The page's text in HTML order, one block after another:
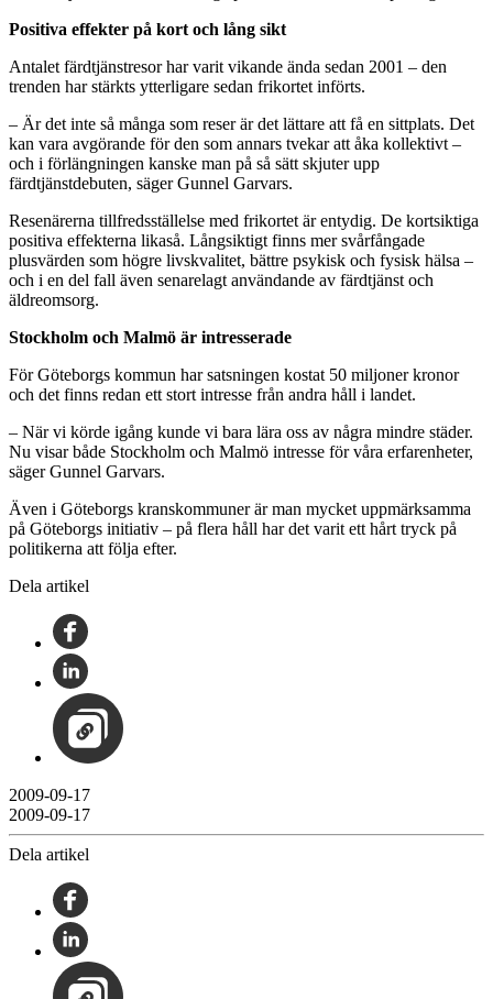
Positiva effekter på kort och lång sikt
Antalet färdtjänstresor har varit vikande ända sedan 2001 – den
trenden har stärkts ytterligare sedan frikortet införts.
– Är det inte så många som reser är det lättare att få en sittplats. Det
kan vara avgörande för den som annars tvekar att åka kollektivt –
och i förlängningen kanske man på så sätt skjuter upp
färdtjänstdebuten, säger Gunnel Garvars.
Resenärerna tillfredsställelse med frikortet är entydig. De kortsiktiga
positiva effekterna likaså. Långsiktigt finns mer svårfångade
plusvärden som högre livskvalitet, bättre psykisk och fysisk hälsa –
och i en del fall även senarelagt användande av färdtjänst och
äldreomsorg.
Stockholm och Malmö är intresserade
För Göteborgs kommun har satsningen kostat 50 miljoner kronor
och det finns redan ett stort intresse från andra håll i landet.
– När vi körde igång kunde vi bara lära oss av några mindre städer.
Nu visar både Stockholm och Malmö intresse för våra erfarenheter,
säger Gunnel Garvars.
Även i Göteborgs kranskommuner är man mycket uppmärksamma
på Göteborgs initiativ – på flera håll har det varit ett hårt tryck på
politikerna att följa efter.
Dela artikel
2009-09-17
2009-09-17
Dela artikel